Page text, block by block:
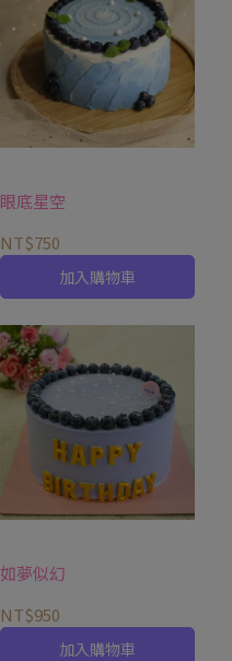
眼底星空
NT$750
加入購物車
如夢似幻
NT$950
加入購物車